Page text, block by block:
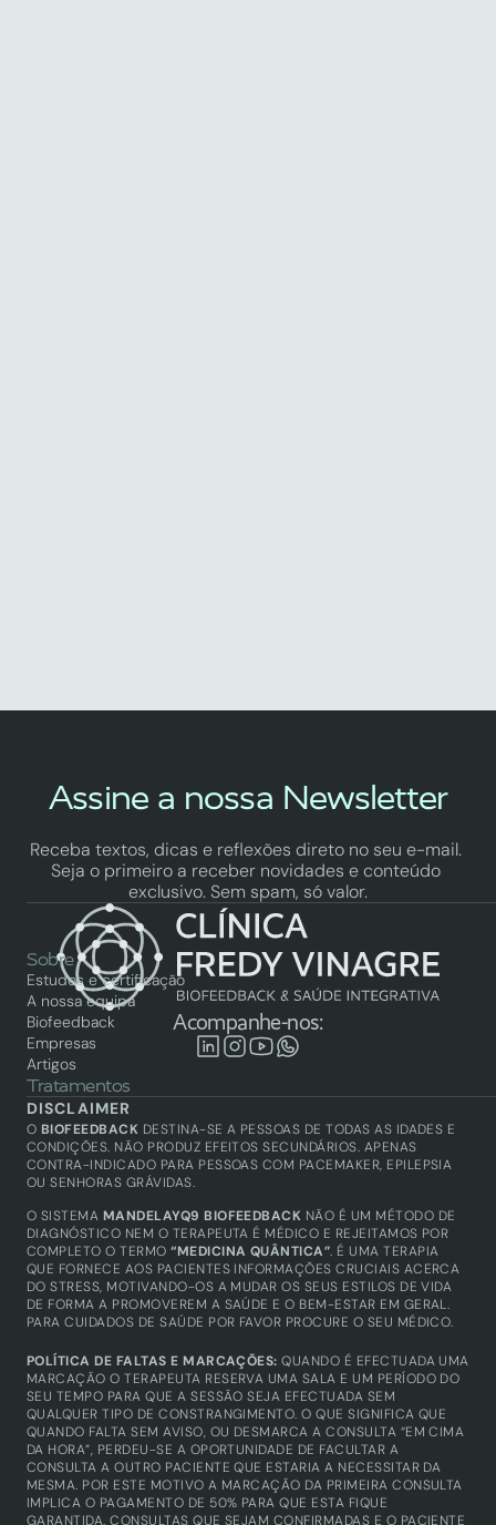
Assine a nossa Newsletter
Receba textos, dicas e reflexões direto no seu e-mail.
Seja o primeiro a receber novidades e conteúdo
exclusivo. Sem spam, só valor.
Acompanhe-nos:
Sobre
Estudos e certificação
A nossa equipa
Biofeedback
Empresas
Artigos
Tratamentos
Biofeedback
Saúde integrativa
Academy
Biofeedback
Técnicos certificados
Produtos
Equipamentos
DISCLAIMER
O BIOFEEDBACK DESTINA-SE A PESSOAS DE TODAS AS IDADES E
CONDIÇÕES. NÃO PRODUZ EFEITOS SECUNDÁRIOS. APENAS
CONTRA-INDICADO PARA PESSOAS COM PACEMAKER, EPILEPSIA
OU SENHORAS GRÁVIDAS.
O SISTEMA MANDELAYQ9 BIOFEEDBACK NÃO É UM MÉTODO DE
DIAGNÓSTICO NEM O TERAPEUTA É MÉDICO E REJEITAMOS POR
COMPLETO O TERMO “MEDICINA QUÂNTICA”. É UMA TERAPIA
QUE FORNECE AOS PACIENTES INFORMAÇÕES CRUCIAIS ACERCA
DO STRESS, MOTIVANDO-OS A MUDAR OS SEUS ESTILOS DE VIDA
DE FORMA A PROMOVEREM A SAÚDE E O BEM-ESTAR EM GERAL.
PARA CUIDADOS DE SAÚDE POR FAVOR PROCURE O SEU MÉDICO.
POLÍTICA DE FALTAS E MARCAÇÕES: QUANDO É EFECTUADA UMA
MARCAÇÃO O TERAPEUTA RESERVA UMA SALA E UM PERÍODO DO
SEU TEMPO PARA QUE A SESSÃO SEJA EFECTUADA SEM
QUALQUER TIPO DE CONSTRANGIMENTO. O QUE SIGNIFICA QUE
QUANDO FALTA SEM AVISO, OU DESMARCA A CONSULTA “EM CIMA
DA HORA”, PERDEU-SE A OPORTUNIDADE DE FACULTAR A
CONSULTA A OUTRO PACIENTE QUE ESTARIA A NECESSITAR DA
MESMA. POR ESTE MOTIVO A MARCAÇÃO DA PRIMEIRA CONSULTA
IMPLICA O PAGAMENTO DE 50% PARA QUE ESTA FIQUE
GARANTIDA. CONSULTAS QUE SEJAM CONFIRMADAS E O PACIENTE